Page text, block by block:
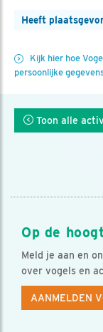
Heeft
Kijk hier hoe
persoonlijke
Toon alle
Op de
Meld je aan en
over vogels en
AANMELDEN